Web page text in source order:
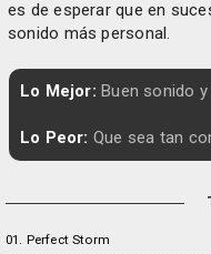
es de esperar que en
sonido más personal.
Lo Mejor: Buen sonido
Lo Peor: Que sea tan
01. Perfect Storm